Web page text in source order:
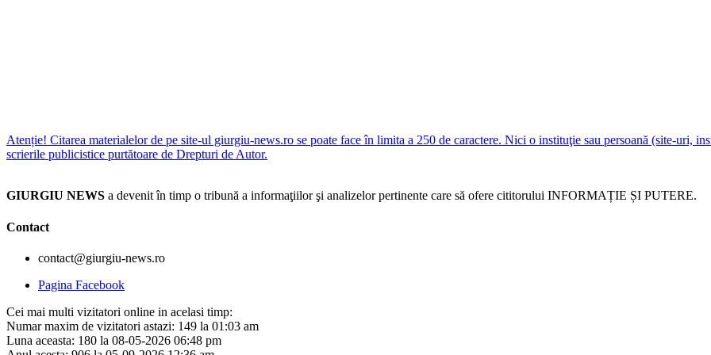
Atenție! Citarea materialelor de pe site-ul giurgiu-news.ro se poate face în limita a 250 de caractere. Nici o instituţie sau persoană (site-uri,
scrierile publicistice purtătoare de Drepturi de Autor.
GIURGIU NEWS a devenit în timp o tribună a informaţiilor şi analizelor pertinente care să ofere cititorului INFORMAȚIE ȘI PUTERE.
Contact
contact@giurgiu-news.ro
Pagina Facebook
Cei mai multi vizitatori online in acelasi timp:
Numar maxim de vizitatori astazi: 149 la 01:03 am
Luna aceasta: 180 la 08-05-2026 06:48 pm